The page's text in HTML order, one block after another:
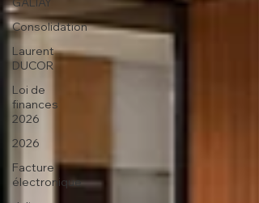
Consolidation
Laurent
DUCOR
Loi de
finances
2026
2026
Facture
électronique